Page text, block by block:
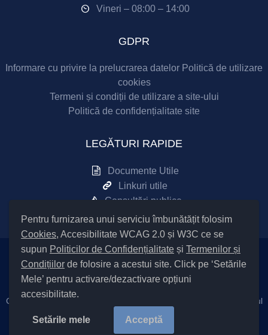
Pentru furnizarea unui serviciu îmbunătățit folosim
Cookies, Accesibilitate WCAG 2.0 și W3C ce se
supun Politicilor de Confidențialitate și Termenilor și
Condițiilor de folosire a acestui site. Click pe ‘Setările
Mele’ pentru activare/dezactivare opțiuni
accesibilitate.
Setările mele Acceptă
Vineri – 08:00 – 14:00
GDPR
Informare cu privire la prelucrarea datelor Politică de utilizare
cookies
Termeni și condiții de utilizare a site-ului
Politică de confidențialitate site
LEGĂTURI RAPIDE
Documente Utile
Linkuri utile
Consultări publice
Setări Cookies și Accesibilitate
Cod Județ 4 / Județul Bacău / Tipul UAT – 14 – C – Comună / Codul
SIRUTA al Unității Administrativ Teritoriale COMUNA Sănduleni
25148 / |Site Vechi